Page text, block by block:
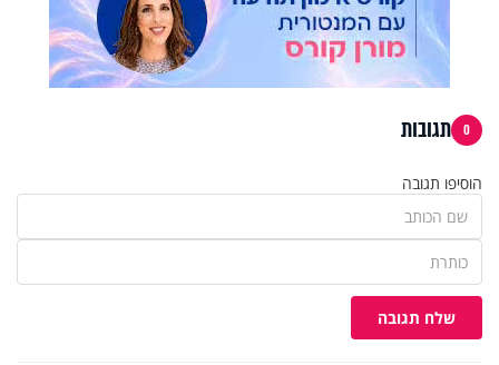
0 תגובות
הוסיפו תגובה
שלח תגובה